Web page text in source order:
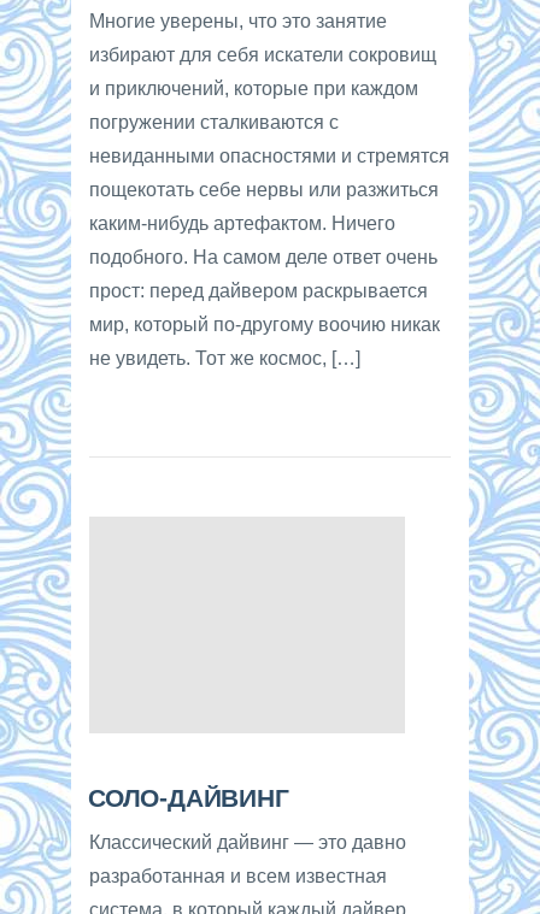
Многие уверены, что это занятие
избирают для себя искатели сокровищ
и приключений, которые при каждом
погружении сталкиваются с
невиданными опасностями и стремятся
пощекотать себе нервы или разжиться
каким-нибудь артефактом. Ничего
подобного. На самом деле ответ очень
прост: перед дайвером раскрывается
мир, который по-другому воочию никак
не увидеть. Тот же космос, […]
СОЛО-ДАЙВИНГ
Классический дайвинг — это давно
разработанная и всем известная